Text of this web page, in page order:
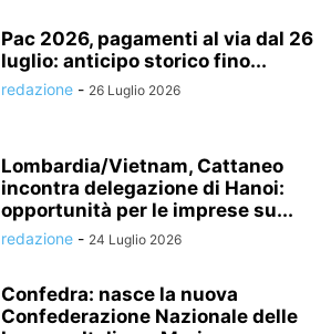
Pac 2026, pagamenti al via dal 26
luglio: anticipo storico fino...
redazione - 26 Luglio 2026
Lombardia/Vietnam, Cattaneo
incontra delegazione di Hanoi:
opportunità per le imprese su...
redazione - 24 Luglio 2026
Confedra: nasce la nuova
Confederazione Nazionale delle